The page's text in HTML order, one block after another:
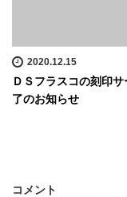
2020.12.15
ＤＳフラスコの刻印
了のお知らせ
コメント